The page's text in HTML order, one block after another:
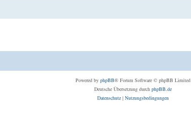
Powered by phpBB® Forum Software © phpBB Limited
Deutsche Übersetzung durch phpBB.de
Datenschutz| Nutzungsbedingungen